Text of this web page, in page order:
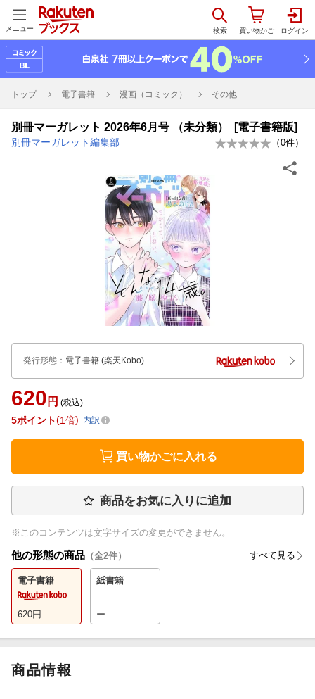
メニュー
トップ 電子書籍 漫画（コミック） その他
別冊マーガレット 2026年6月号 （未分類） [電子書籍版]
別冊マーガレット編集部 （0件）
発行形態 ： 電子書籍 (楽天Kobo)
620 円 (税込)
5ポイント 1倍 内訳
買い物かごに入れる
商品をお気に入りに追加
※このコンテンツは文字サイズの変更ができません。
他の形態の商品 （全2件） すべて見る
電子書籍
620円
紙書籍
ー
商品情報